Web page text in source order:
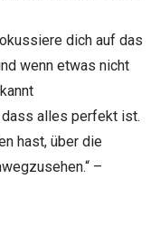
dich auf das
wenn etwas nicht
dass alles perfekt ist.
hast, über die
–